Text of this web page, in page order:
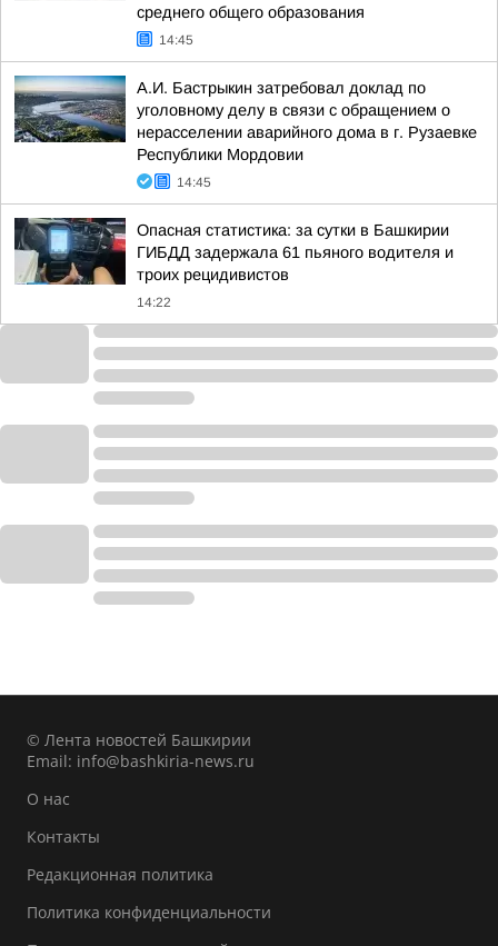
среднего общего образования
14:45
А.И. Бастрыкин затребовал доклад по
уголовному делу в связи с обращением о
нерасселении аварийного дома в г. Рузаевке
Республики Мордовии
14:45
Опасная статистика: за сутки в Башкирии
ГИБДД задержала 61 пьяного водителя и
троих рецидивистов
14:22
© Лента новостей Башкирии
Email: info@bashkiria-news.ru
О нас
Контакты
Редакционная политика
Политика конфиденциальности